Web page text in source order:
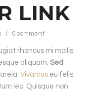
LINK
/ 0 comment
rhoncus mi mollis
aliquam. Sed
Vivamuseu felis
leo. Quisque non